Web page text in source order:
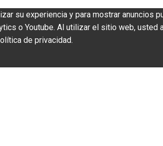
su experiencia y para mostrar anuncios
o Youtube. Al utilizar el sitio web,
de privacidad.